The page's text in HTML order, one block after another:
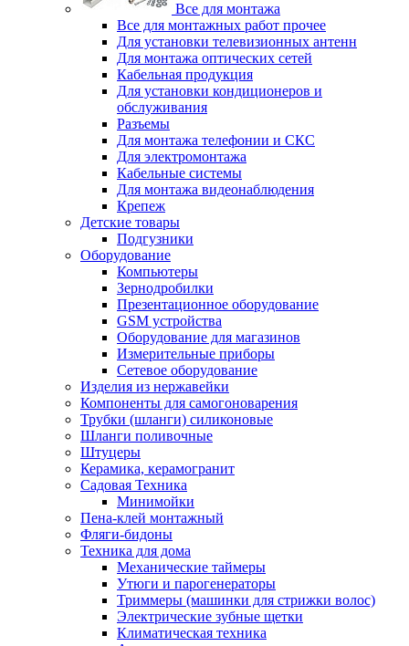
Все для монтажа
Все для монтажных работ прочее
Для установки телевизионных антенн
Для монтажа оптических сетей
Кабельная продукция
Для установки кондиционеров и
обслуживания
Разъемы
Для монтажа телефонии и СКС
Для электромонтажа
Кабельные системы
Для монтажа видеонаблюдения
Крепеж
Детские товары
Подгузники
Оборудование
Компьютеры
Зернодробилки
Презентационное оборудование
GSM устройства
Оборудование для магазинов
Измерительные приборы
Сетевое оборудование
Изделия из нержавейки
Компоненты для самогоноварения
Трубки (шланги) силиконовые
Шланги поливочные
Штуцеры
Керамика, керамогранит
Садовая Техника
Минимойки
Пена-клей монтажный
Фляги-бидоны
Техника для дома
Механические таймеры
Утюги и парогенераторы
Триммеры (машинки для стрижки волос)
Электрические зубные щетки
Климатическая техника